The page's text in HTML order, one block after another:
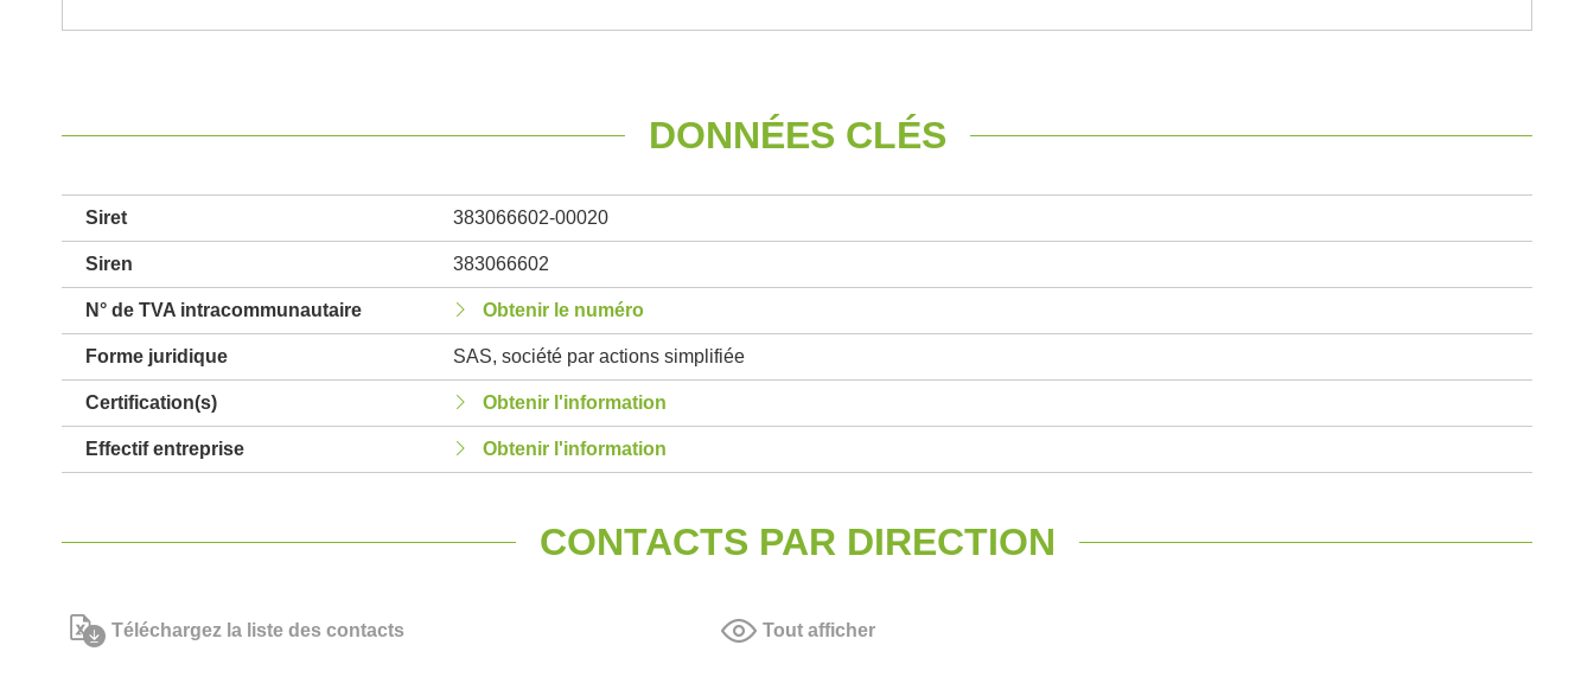
DONNÉES CLÉS
Siret 383066602-00020
Siren 383066602
N° de TVA intracommunautaire Obtenir le numéro
Forme juridique SAS, société par actions simplifiée
Certification(s) Obtenir l'information
Effectif entreprise Obtenir l'information
CONTACTS PAR DIRECTION
Téléchargez la liste des contacts Tout afficher